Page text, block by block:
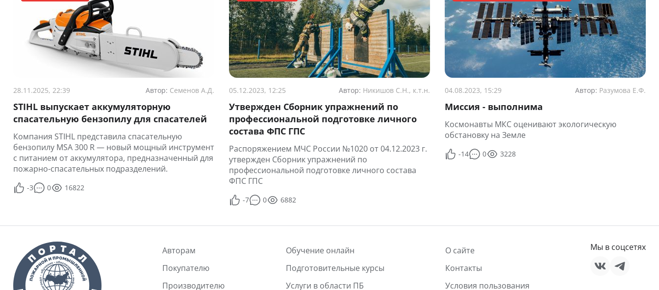
28.11.2025, 22:39 Автор: Семенов А.Д.
STIHL выпускает аккумуляторную
спасательную бензопилу для спасателей
Компания STIHL представила спасательную
бензопилу MSA 300 R — новый мощный инструмент
с питанием от аккумулятора, предназначенный для
пожарно-спасательных подразделений.
-3 0 16822
05.12.2023, 12:25 Автор: Никишов С.Н., к.т.н.
Утвержден Сборник упражнений по
профессиональной подготовке личного
состава ФПС ГПС
Распоряжением МЧС России №1020 от 04.12.2023 г.
утвержден Сборник упражнений по
профессиональной подготовке личного состава
ФПС ГПС
-7 0 6882
04.08.2023, 15:29 Автор: Разумова Е.Ф.
Миссия - выполнима
Космонавты МКС оценивают экологическую
обстановку на Земле
-14 0 3228
Авторам
Покупателю
Производителю
Обучение онлайн
Подготовительные курсы
Услуги в области ПБ
О сайте
Контакты
Условия пользования
Мы в соцсетях